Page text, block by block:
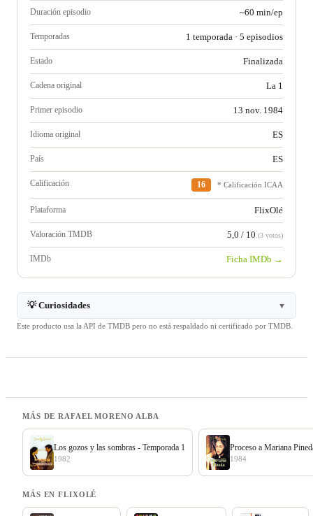
Duración episodio ~60 min/ep
Temporadas 1 temporada · 5 episodios
Estado Finalizada
Cadena original La 1
Primer episodio 13 nov. 1984
Idioma original ES
País ES
Calificación 16 * Calificación ICAA
Plataforma FlixOlé
Valoración TMDB 5,0 / 10 (3 votos)
IMDb Ficha IMDb →
💡 Curiosidades ▼
Este producto usa la API de TMDB pero no está respaldado ni certificado por TMDB.
MÁS DE RAFAEL MORENO ALBA
Los gozos y las sombras - Temporada 1
1982
Proceso a Mariana
1984
MÁS EN FLIXOLÉ